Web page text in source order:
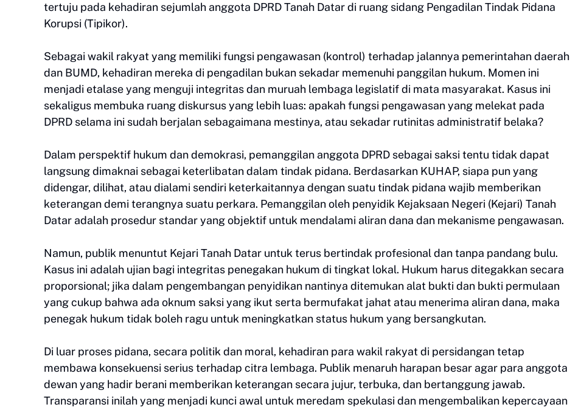
tertuju pada kehadiran sejumlah anggota DPRD Tanah Datar di ruang sidang Pengadilan Tindak Pidana
Korupsi (Tipikor).
Sebagai wakil rakyat yang memiliki fungsi pengawasan (kontrol) terhadap jalannya pemerintahan daerah
dan BUMD, kehadiran mereka di pengadilan bukan sekadar memenuhi panggilan hukum. Momen ini
menjadi etalase yang menguji integritas dan muruah lembaga legislatif di mata masyarakat. Kasus ini
sekaligus membuka ruang diskursus yang lebih luas: apakah fungsi pengawasan yang melekat pada
DPRD selama ini sudah berjalan sebagaimana mestinya, atau sekadar rutinitas administratif belaka?
Dalam perspektif hukum dan demokrasi, pemanggilan anggota DPRD sebagai saksi tentu tidak dapat
langsung dimaknai sebagai keterlibatan dalam tindak pidana. Berdasarkan KUHAP, siapa pun yang
didengar, dilihat, atau dialami sendiri keterkaitannya dengan suatu tindak pidana wajib memberikan
keterangan demi terangnya suatu perkara. Pemanggilan oleh penyidik Kejaksaan Negeri (Kejari) Tanah
Datar adalah prosedur standar yang objektif untuk mendalami aliran dana dan mekanisme pengawasan.
Namun, publik menuntut Kejari Tanah Datar untuk terus bertindak profesional dan tanpa pandang bulu.
Kasus ini adalah ujian bagi integritas penegakan hukum di tingkat lokal. Hukum harus ditegakkan secara
proporsional; jika dalam pengembangan penyidikan nantinya ditemukan alat bukti dan bukti permulaan
yang cukup bahwa ada oknum saksi yang ikut serta bermufakat jahat atau menerima aliran dana, maka
penegak hukum tidak boleh ragu untuk meningkatkan status hukum yang bersangkutan.
Di luar proses pidana, secara politik dan moral, kehadiran para wakil rakyat di persidangan tetap
membawa konsekuensi serius terhadap citra lembaga. Publik menaruh harapan besar agar para anggota
dewan yang hadir berani memberikan keterangan secara jujur, terbuka, dan bertanggung jawab.
Transparansi inilah yang menjadi kunci awal untuk meredam spekulasi dan mengembalikan kepercayaan